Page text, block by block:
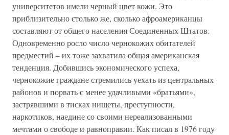
университетов имели черный цвет кожи. Это
приблизительно столько же, сколько афроамериканцы
составляют от общего населения Соединенных Штатов.
Одновременно росло число чернокожих обитателей
предместий – их тоже захватила общая американская
тенденция. Добившись экономического успеха,
чернокожие граждане стремились уехать из центральных
районов и порвать с менее удачливыми «братьями»,
застрявшими в тисках нищеты, преступности,
наркотиков, наедине со своими нереализованными
мечтами о свободе и равноправии. Как писал в 1976 году